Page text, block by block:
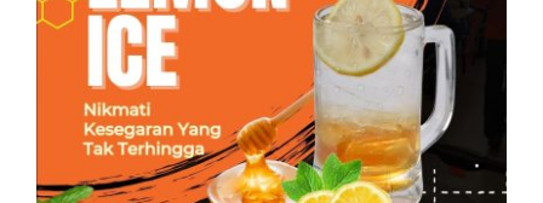
Business